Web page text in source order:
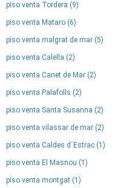
piso venta Tordera (9)
piso venta Mataro (6)
piso venta malgrat de mar (5)
piso venta Calella (2)
piso venta Canet de Mar (2)
piso venta Palafolls (2)
piso venta Santa Susanna (2)
piso venta vilassar de mar (2)
piso venta Caldes d´Estrac (1)
piso venta El Masnou (1)
piso venta montgat (1)